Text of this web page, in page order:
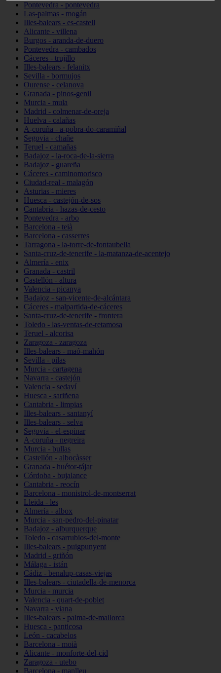
Pontevedra - pontevedra
Las-palmas - mogán
Illes-balears - es-castell
Alicante - villena
Burgos - aranda-de-duero
Pontevedra - cambados
Cáceres - trujillo
Illes-balears - felanitx
Sevilla - bormujos
Ourense - celanova
Granada - pinos-genil
Murcia - mula
Madrid - colmenar-de-oreja
Huelva - calañas
A-coruña - a-pobra-do-caramiñal
Segovia - chañe
Teruel - camañas
Badajoz - la-roca-de-la-sierra
Badajoz - guareña
Cáceres - caminomorisco
Ciudad-real - malagón
Asturias - mieres
Huesca - castejón-de-sos
Cantabria - hazas-de-cesto
Pontevedra - arbo
Barcelona - teià
Barcelona - casserres
Tarragona - la-torre-de-fontaubella
Santa-cruz-de-tenerife - la-matanza-de-acentejo
Almería - enix
Granada - castril
Castellón - altura
Valencia - picanya
Badajoz - san-vicente-de-alcántara
Cáceres - malpartida-de-cáceres
Santa-cruz-de-tenerife - frontera
Toledo - las-ventas-de-retamosa
Teruel - alcorisa
Zaragoza - zaragoza
Illes-balears - maó-mahón
Sevilla - pilas
Murcia - cartagena
Navarra - castejón
Valencia - sedaví
Huesca - sariñena
Cantabria - limpias
Illes-balears - santanyí
Illes-balears - selva
Segovia - el-espinar
A-coruña - negreira
Murcia - bullas
Castellón - albocàsser
Granada - huétor-tájar
Córdoba - bujalance
Cantabria - reocín
Barcelona - monistrol-de-montserrat
Lleida - les
Almería - albox
Murcia - san-pedro-del-pinatar
Badajoz - alburquerque
Toledo - casarrubios-del-monte
Illes-balears - puigpunyent
Madrid - griñón
Málaga - istán
Cádiz - benalup-casas-viejas
Illes-balears - ciutadella-de-menorca
Murcia - murcia
Valencia - quart-de-poblet
Navarra - viana
Illes-balears - palma-de-mallorca
Huesca - panticosa
León - cacabelos
Barcelona - moià
Alicante - monforte-del-cid
Zaragoza - utebo
Barcelona - manlleu